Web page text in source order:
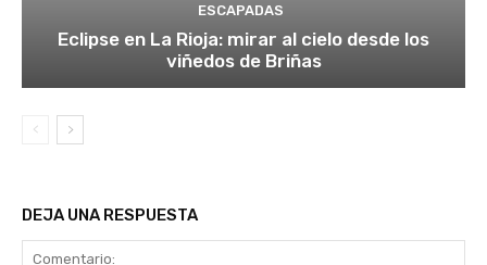
ESCAPADAS
Eclipse en La Rioja: mirar al cielo desde los
viñedos de Briñas
DEJA UNA RESPUESTA